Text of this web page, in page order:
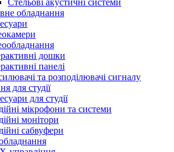
Стельові акустичні системи
обладнання
дошки
панелі
та розподілювачі сигналу
для студії
для студії
мікрофони та системи
монітори
сабвуфери